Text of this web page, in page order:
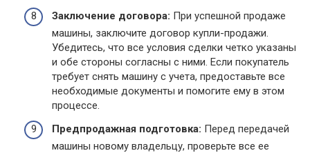
Заключение договора: При успешной продаже
машины, заключите договор купли-продажи.
Убедитесь, что все условия сделки четко указаны
и обе стороны согласны с ними. Если покупатель
требует снять машину с учета, предоставьте все
необходимые документы и помогите ему в этом
процессе.
Предпродажная подготовка: Перед передачей
машины новому владельцу, проверьте все ее